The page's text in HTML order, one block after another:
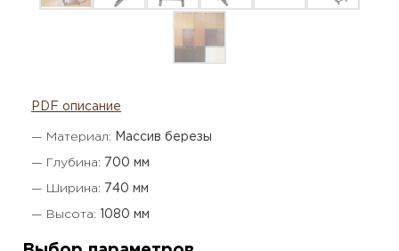
PDF описание
— Материал: Массив березы
— Глубина: 700 мм
— Ширина: 740 мм
— Высота: 1080 мм